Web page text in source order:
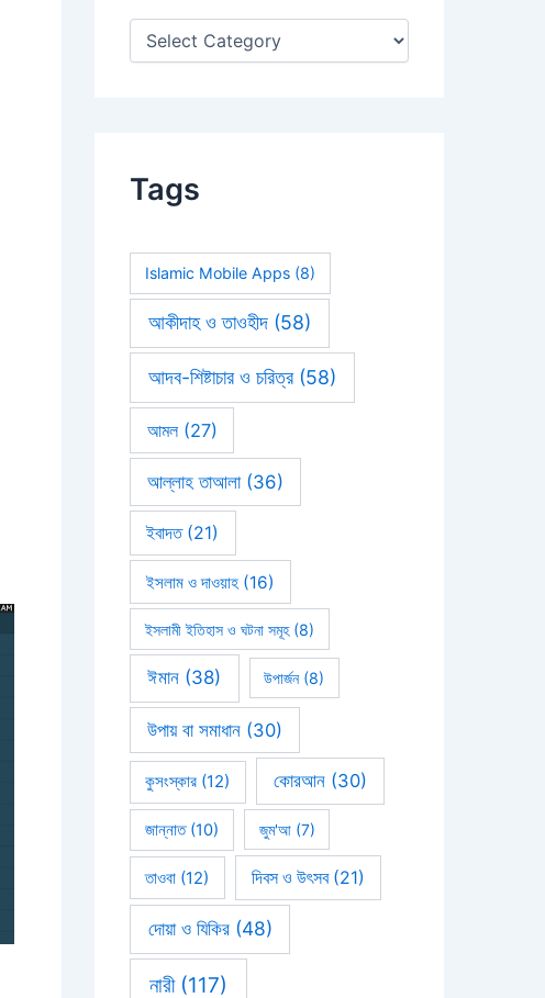
:
Tags
Islamic Mobile Apps(8)
আকীদাহ ও তাওহীদ(58)
আদব-শিষ্টাচার ও চরিত্র(58)
আমল(27)
আল্লাহ তাআলা(36)
ইবাদত(21)
ইসলাম ও দাওয়াহ(16)
ইসলামী ইতিহাস ও ঘটনা সমূহ(8)
ঈমান (38) উপার্জন(8)
উপায় বা সমাধান(30)
কুসংস্কার (12) কোরআন(30)
জান্নাত(10) জুম'আ(7)
তাওবা (12) দিবস ও উৎসব(21)
দোয়া ও যিকির(48)
নারী(117)